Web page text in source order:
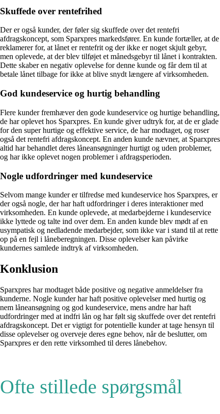
Skuffede over rentefrihed
Der er også kunder, der føler sig skuffede over det rentefri
afdragskoncept, som Sparxpres markedsfører. En kunde fortæller, at de
reklamerer for, at lånet er rentefrit og der ikke er noget skjult gebyr,
men oplevede, at der blev tilføjet et månedsgebyr til lånet i kontrakten.
Dette skaber en negativ oplevelse for denne kunde og får dem til at
betale lånet tilbage for ikke at blive snydt længere af virksomheden.
God kundeservice og hurtig behandling
Flere kunder fremhæver den gode kundeservice og hurtige behandling,
de har oplevet hos Sparxpres. En kunde giver udtryk for, at de er glade
for den super hurtige og effektive service, de har modtaget, og roser
også det rentefri afdragskoncept. En anden kunde nævner, at Sparxpres
altid har behandlet deres låneansøgninger hurtigt og uden problemer,
og har ikke oplevet nogen problemer i afdragsperioden.
Nogle udfordringer med kundeservice
Selvom mange kunder er tilfredse med kundeservice hos Sparxpres, er
der også nogle, der har haft udfordringer i deres interaktioner med
virksomheden. En kunde oplevede, at medarbejderne i kundeservice
ikke lyttede og talte ind over dem. En anden kunde blev mødt af en
usympatisk og nedladende medarbejder, som ikke var i stand til at rette
op på en fejl i låneberegningen. Disse oplevelser kan påvirke
kundernes samlede indtryk af virksomheden.
Konklusion
Sparxpres har modtaget både positive og negative anmeldelser fra
kunderne. Nogle kunder har haft positive oplevelser med hurtig og
nem låneansøgning og god kundeservice, mens andre har haft
udfordringer med at indfri lån og har følt sig skuffede over det rentefri
afdragskoncept. Det er vigtigt for potentielle kunder at tage hensyn til
disse oplevelser og overveje deres egne behov, når de beslutter, om
Sparxpres er den rette virksomhed til deres lånebehov.
Ofte stillede spørgsmål